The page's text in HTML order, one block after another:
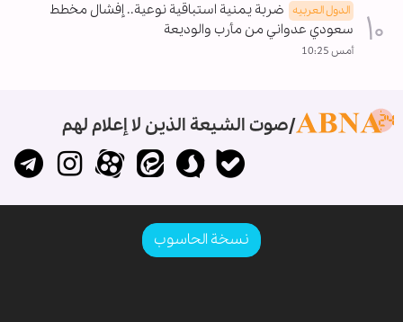
الدول العربیه ضربة يمنية استباقية نوعية.. إفشال مخطط
سعودي عدواني من مأرب والوديعة
أمس 10:25
صوت الشيعة الذين لا إعلام لهم
نسخة الحاسوب